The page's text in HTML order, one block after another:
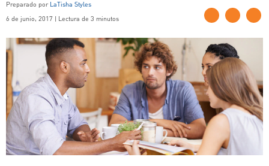
Preparado porLaTisha Styles
6 de junio, 2017 | Lectura de 3 minutos